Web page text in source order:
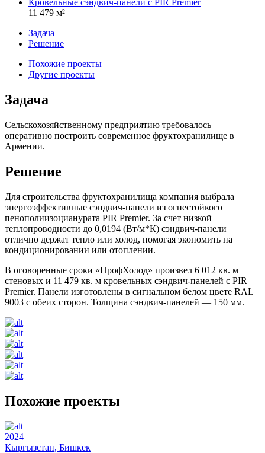
Кровельные сэндвич-панели с PIR Premier
11 479 м²
Задача
Решение
Похожие проекты
Другие проекты
Задача
Сельскохозяйственному предприятию требовалось
оперативно построить современное фруктохранилище в
Армении.
Решение
Для строительства фруктохранилища компания выбрала
энергоэффективные сэндвич-панели из огнестойкого
пенополиизоцианурата PIR Premier. За счет низкой
теплопроводности до 0,0194 (Вт/м*К) сэндвич-панели
отлично держат тепло или холод, помогая экономить на
кондиционировании или отоплении.
В оговоренные сроки «ПрофХолод» произвел 6 012 кв. м
стеновых и 11 479 кв. м кровельных сэндвич-панелей с PIR
Premier. Панели изготовлены в сигнальном белом цвете RAL
9003 с обеих сторон. Толщина сэндвич-панелей — 150 мм.
Похожие проекты
2024
Кыргызстан, Бишкек